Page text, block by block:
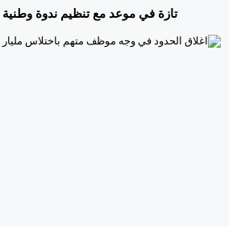
تازة في موعد مع تنظيم ندوة